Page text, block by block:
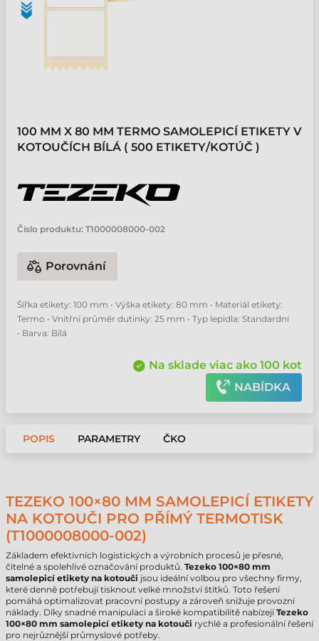
100 MM X 80 MM TERMO SAMOLEPICÍ ETIKETY V
KOTOUČÍCH BÍLÁ ( 500 ETIKETY/KOTÚČ )
Číslo produktu: T1000008000-002
Porovnání
Šířka etikety: 100 mm • Výška etikety: 80 mm • Materiál etikety:
Termo • Vnitřní průměr dutinky: 25 mm • Typ lepidla: Standardní
• Barva: Bílá
Na sklade viac ako 100 kot
NABÍDKA
POPIS PARAMETRY ČKO
TEZEKO 100×80 MM SAMOLEPICÍ ETIKETY
NA KOTOUČI PRO PŘÍMÝ TERMOTISK
(T1000008000-002)
Základem efektivních logistických a výrobních procesů je přesné,
čitelné a spolehlivé označování produktů. Tezeko 100×80 mm
samolepicí etikety na kotouči jsou ideální volbou pro všechny firmy,
které denně potřebují tisknout velké množství štítků. Toto řešení
pomáhá optimalizovat pracovní postupy a zároveň snižuje provozní
náklady. Díky snadné manipulaci a široké kompatibilitě nabízejíTezeko
100×80 mm samolepicí etikety na kotouči rychlé a profesionální řešení
pro nejrůznější průmyslové potřeby.